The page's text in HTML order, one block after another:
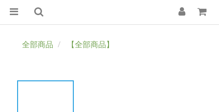
全部商品 【全部商品】